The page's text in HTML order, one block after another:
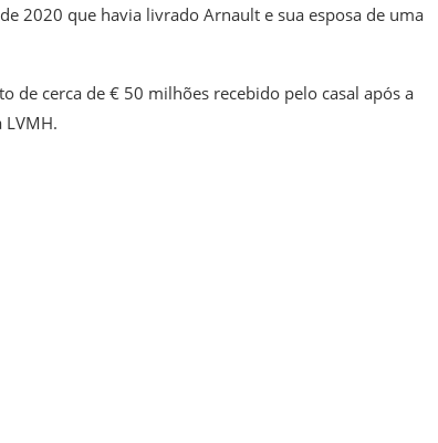
2020 que havia livrado Arnault e sua esposa de uma
de cerca de € 50 milhões recebido pelo casal após a
LVMH.